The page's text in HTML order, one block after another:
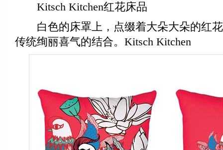
Kitsch Kitchen红花床品
白色的床罩上，点缀着大朵大朵的红花
传统绚丽喜气的结合。Kitsch Kitchen